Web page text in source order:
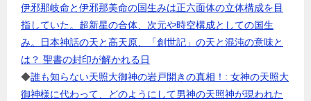
伊邪那岐命と伊邪那美命の国生みは正六面体の立体構成を目
指していた。超新星の合体、次元や時空構成としての国生
み。日本神話の天と高天原、「創世記」の天と混沌の意味と
は？ 聖書の封印が解かれる日
◆誰も知らない天照大御神の岩戸開きの真相！: 女神の天照大
御神様に代わって、どのようにして男神の天照神が現われた